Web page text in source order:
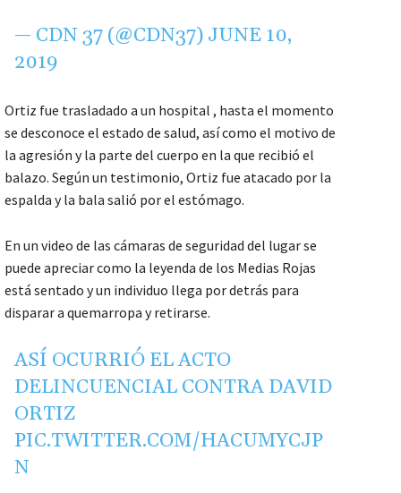
— CDN 37 (@CDN37) JUNE 10,
2019
Ortiz fue trasladado a un hospital , hasta el momento
se desconoce el estado de salud, así como el motivo de
la agresión y la parte del cuerpo en la que recibió el
balazo. Según un testimonio, Ortiz fue atacado por la
espalda y la bala salió por el estómago.
En un video de las cámaras de seguridad del lugar se
puede apreciar como la leyenda de los Medias Rojas
está sentado y un individuo llega por detrás para
disparar a quemarropa y retirarse.
ASÍ OCURRIÓ EL ACTO
DELINCUENCIAL CONTRA DAVID
ORTIZ
PIC.TWITTER.COM/HACUMYCJP
N